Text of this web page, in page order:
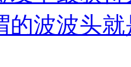
的波波头